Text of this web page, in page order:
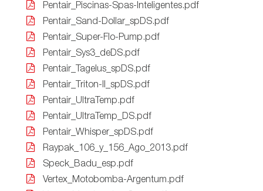
Pentair_Piscinas-Spas-Inteligentes.pdf
Pentair_Sand-Dollar_spDS.pdf
Pentair_Super-Flo-Pump.pdf
Pentair_Sys3_deDS.pdf
Pentair_Tagelus_spDS.pdf
Pentair_Triton-II_spDS.pdf
Pentair_UltraTemp.pdf
Pentair_UltraTemp_DS.pdf
Pentair_Whisper_spDS.pdf
Raypak_106_y_156_Ago_2013.pdf
Speck_Badu_esp.pdf
Vertex_Motobomba-Argentum.pdf